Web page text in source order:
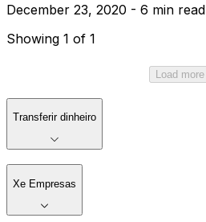
December 23, 2020 - 6 min read
Showing 1 of 1
Load more
Transferir dinheiro
Xe Empresas